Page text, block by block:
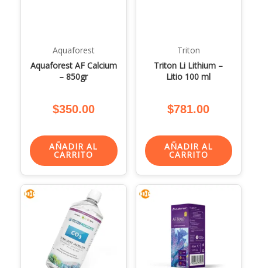
Aquaforest
Aquaforest AF Calcium
– 850gr
$350.00
AÑADIR AL
CARRITO
Triton
Triton Li Lithium –
Litio 100 ml
$781.00
AÑADIR AL
CARRITO